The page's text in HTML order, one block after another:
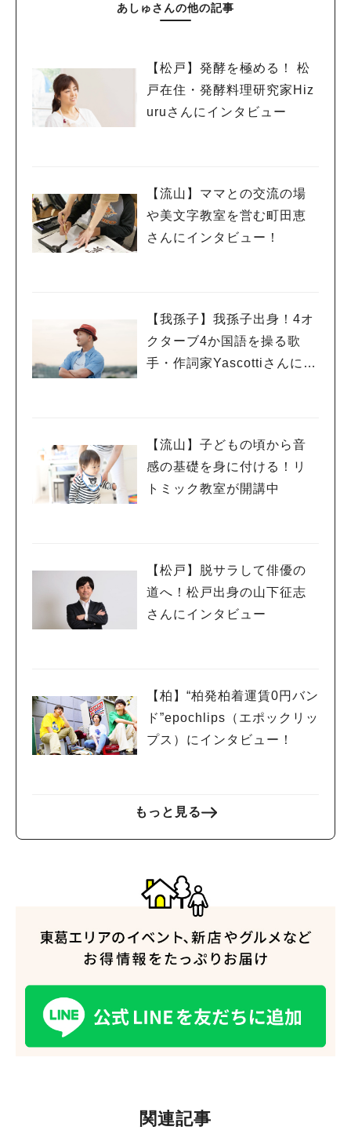
あしゅさんの他の記事
【松戸】発酵を極める！ 松
戸在住・発酵料理研究家Hiz
uruさんにインタビュー
【流山】ママとの交流の場
や美文字教室を営む町田恵
さんにインタビュー！
【我孫子】我孫子出身！4オ
クターブ4か国語を操る歌
手・作詞家Yascottiさんにイ
【流山】子どもの頃から音
感の基礎を身に付ける！リ
トミック教室が開講中
【松戸】脱サラして俳優の
道へ！松戸出身の山下征志
さんにインタビュー
【柏】“柏発柏着運賃0円バン
ド”epochlips（エポックリッ
プス）にインタビュー！
もっと見る
関連記事